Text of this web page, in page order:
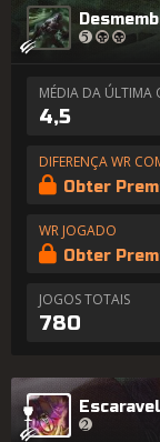
MÉDIA DA ÚLTIMA
4,5
DIFERENÇA WR
Obter
WR JOGADO
Obter
JOGOS TOTAIS
780